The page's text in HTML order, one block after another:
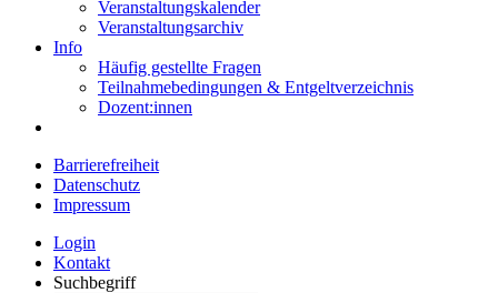
Veranstaltungskalender
Veranstaltungsarchiv
Info
Häufig gestellte Fragen
Teilnahmebedingungen & Entgeltverzeichnis
Dozent:innen
Barrierefreiheit
Datenschutz
Impressum
Login
Kontakt
Suchbegriff